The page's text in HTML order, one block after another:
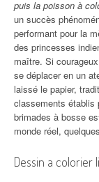
puis la poisson à
un succès
performant pour la
des princesses
maître. Si
se déplacer en un
laissé le papier,
classements établis
brimades à bosse
monde réel,
Dessin a colorier